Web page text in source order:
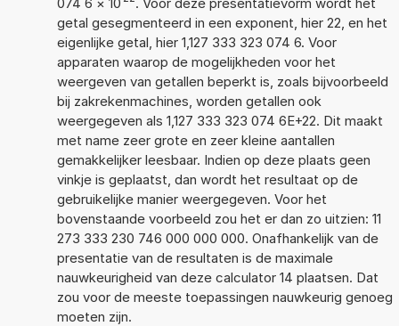
getal gesegmenteerd in een exponent, hier 22, en het
eigenlijke getal, hier 1,127 333 323 074 6. Voor
apparaten waarop de mogelijkheden voor het
weergeven van getallen beperkt is, zoals bijvoorbeeld
bij zakrekenmachines, worden getallen ook
weergegeven als 1,127 333 323 074 6E+22. Dit maakt
met name zeer grote en zeer kleine aantallen
gemakkelijker leesbaar. Indien op deze plaats geen
vinkje is geplaatst, dan wordt het resultaat op de
gebruikelijke manier weergegeven. Voor het
bovenstaande voorbeeld zou het er dan zo uitzien: 11
273 333 230 746 000 000 000. Onafhankelijk van de
presentatie van de resultaten is de maximale
nauwkeurigheid van deze calculator 14 plaatsen. Dat
zou voor de meeste toepassingen nauwkeurig genoeg
moeten zijn.